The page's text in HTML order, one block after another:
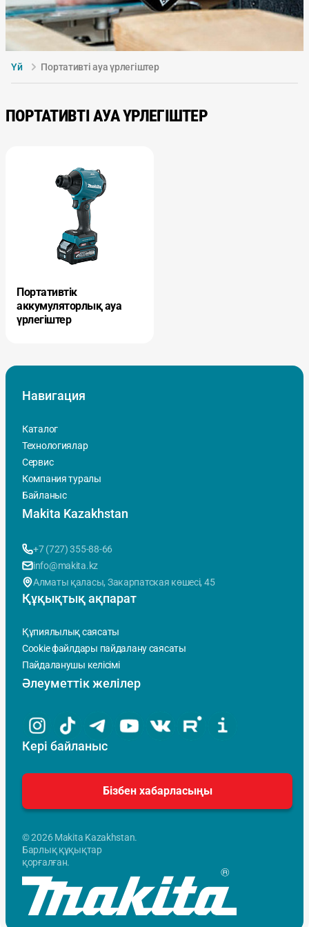
Үй Портативті ауа үрлегіштер
ПОРТАТИВТІ АУА ҮРЛЕГІШТЕР
Портативтік
аккумуляторлық ауа
үрлегіштер
Навигация
Каталог
Технологиялар
Сервис
Компания туралы
Байланыс
Makita Kazakhstan
+7 (727) 355-88-66
info@makita.kz
Алматы қаласы, Закарпатская көшесi, 45
Құқықтық ақпарат
Құпиялылық саясаты
Cookie файлдары пайдалану саясаты
Пайдаланушы келісімі
Әлеуметтік желілер
Кері байланыс
Бізбен хабарласыңы
© 2026 Makita Kazakhstan.
Барлық құқықтар
қорғалған.